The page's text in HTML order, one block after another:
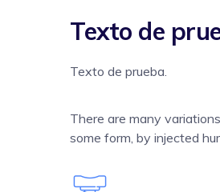
Texto de
Texto de prueba.
There are many
some form, by injected